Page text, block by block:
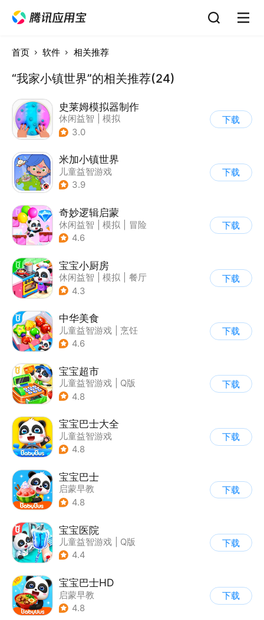
首页 软件 相关推荐
“我家小镇世界”的相关推荐(24)
史莱姆模拟器制作
休闲益智
模拟
| 史莱姆
3.0
下载
米加小镇世界
儿童益智游戏
3.9
下载
奇妙逻辑启蒙
休闲益智 模拟
冒险
| 宝宝巴士
4.6
下载
宝宝小厨房
休闲益智 模拟
餐厅
| 宝宝巴士
4.3
下载
中华美食
儿童益智游戏
烹饪
4.6
下载
宝宝超市
儿童益智游戏
Q版
4.8
下载
宝宝巴士大全
儿童益智游戏
| 启蒙早教
4.8
下载
宝宝巴士
启蒙早教
| 儿童益智游戏
4.8
下载
宝宝医院
儿童益智游戏
Q版
4.4
下载
宝宝巴士HD
启蒙早教
| 儿童益智游戏
4.8
下载